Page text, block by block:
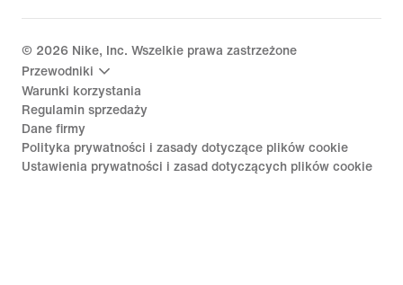
© 2026 Nike, Inc. Wszelkie prawa zastrzeżone
Przewodniki
Warunki korzystania
Regulamin sprzedaży
Dane firmy
Polityka prywatności i zasady dotyczące plików cookie
Ustawienia prywatności i zasad dotyczących plików cookie